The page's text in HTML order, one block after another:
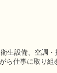
生設備、空調
ら仕事に取り